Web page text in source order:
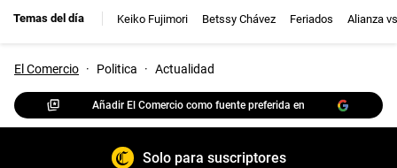
Temas del día Keiko Fujimori Betssy Chávez Feriados Alianza
El Comercio · Politica · Actualidad
Añadir El Comercio como fuente preferida en
Solo para suscriptores